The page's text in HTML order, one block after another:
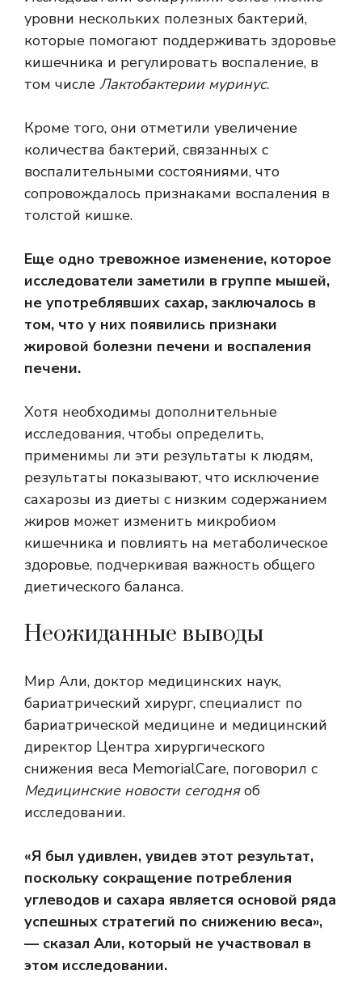
уровни нескольких полезных бактерий,
которые помогают поддерживать здоровье
кишечника и регулировать воспаление, в
том числе Лактобактерии муринус.
Кроме того, они отметили увеличение
количества бактерий, связанных с
воспалительными состояниями, что
сопровождалось признаками воспаления в
толстой кишке.
Еще одно тревожное изменение, которое
исследователи заметили в группе мышей,
не употреблявших сахар, заключалось в
том, что у них появились признаки
жировой болезни печени и воспаления
печени.
Хотя необходимы дополнительные
исследования, чтобы определить,
применимы ли эти результаты к людям,
результаты показывают, что исключение
сахарозы из диеты с низким содержанием
жиров может изменить микробиом
кишечника и повлиять на метаболическое
здоровье, подчеркивая важность общего
диетического баланса.
Неожиданные выводы
Мир Али, доктор медицинских наук,
бариатрический хирург, специалист по
бариатрической медицине и медицинский
директор Центра хирургического
снижения веса MemorialCare, поговорил с
Медицинские новости сегодняоб
исследовании.
«Я был удивлен, увидев этот результат,
поскольку сокращение потребления
углеводов и сахара является основой ряда
успешных стратегий по снижению веса»,
— сказал Али, который не участвовал в
этом исследовании.